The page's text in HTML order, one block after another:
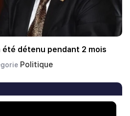
été détenu pendant 2 mois
Politique